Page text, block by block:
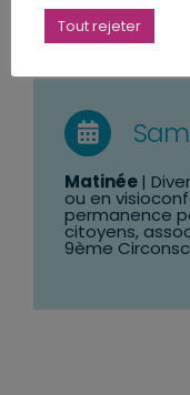
Matinée|
ou en
permanence
citoyens,
9ème
Tout rejeter